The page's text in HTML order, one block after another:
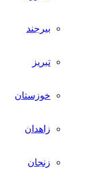
بیرجند
تبریز
خوزستان
زاهدان
زنجان